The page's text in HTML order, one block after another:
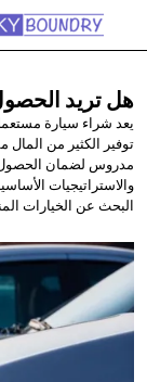
هل تريد
يعد شراء سيارة
توفير الكثير من المال
مدروس لضمان
والاستراتيجيات
البحث عن الخيارات